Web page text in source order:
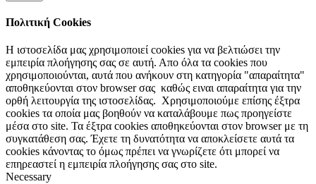
Πολιτική Cookies
Η ιστοσελίδα μας χρησιμοποιεί cookies για να βελτιώσει την
εμπειρία πλοήγησης σας σε αυτή. Απο όλα τα cookies που
χρησιμοποιούνται, αυτά που ανήκουν στη κατηγορία "απαραίτητα"
αποθηκεύονται στον browser σας καθώς ειναι απαραίτητα για την
ορθή λειτουργία της ιστοσελίδας. Χρησιμοποιούμε επίσης έξτρα
cookies τα οποία μας βοηθούν να καταλάβουμε πως προηγείστε
μέσα στο site. Τα έξτρα cookies αποθηκεύονται στον browser με τη
συγκατάθεση σας. Έχετε τη δυνατότητα να αποκλείσετε αυτά τα
cookies κάνοντας το όμως πρέπει να γνωρίζετε ότι μπορεί να
επηρεαστεί η εμπειρία πλοήγησης σας στο site.
Necessary